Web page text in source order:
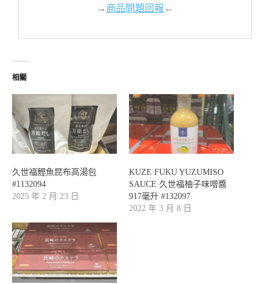
→商品問題回報←
相關
久世福鰹魚昆布高湯包
#1132094
2025 年 2 月 23 日
KUZE FUKU YUZUMISO
SAUCE 久世福柚子味噌醬
917毫升 #132097
2022 年 3 月 8 日